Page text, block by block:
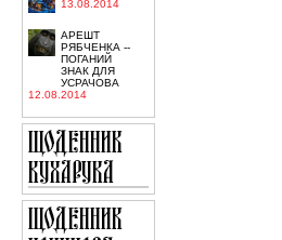
13.08.2014
АРЕШТ
РЯБЧЕНКА --
ПОГАНИЙ
ЗНАК ДЛЯ
УСРАЧОВА
12.08.2014